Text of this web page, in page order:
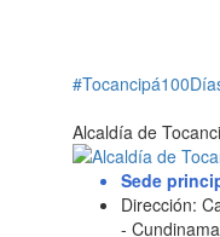
Alcaldía de
Sede
Dirección:
-